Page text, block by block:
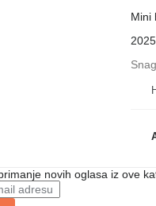
Mini
2025
novih oglasa iz ove